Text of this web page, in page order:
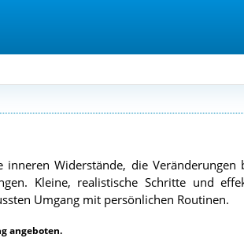
Widerstände, die
Kleine, realistische Schritte und
Umgang mit persönlichen Routinen.
angeboten.